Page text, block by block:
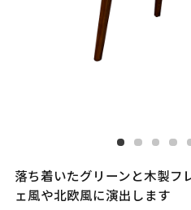
落ち着いたグリーンと木製フ
ェ風や北欧風に演出します